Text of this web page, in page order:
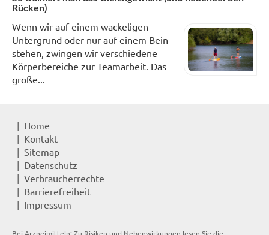
Rücken)
Wenn wir auf einem wackeligen
Untergrund oder nur auf einem Bein
stehen, zwingen wir verschiedene
Körperbereiche zur Teamarbeit. Das
große...
Home
Kontakt
Sitemap
Datenschutz
Verbraucherrechte
Barrierefreiheit
Impressum